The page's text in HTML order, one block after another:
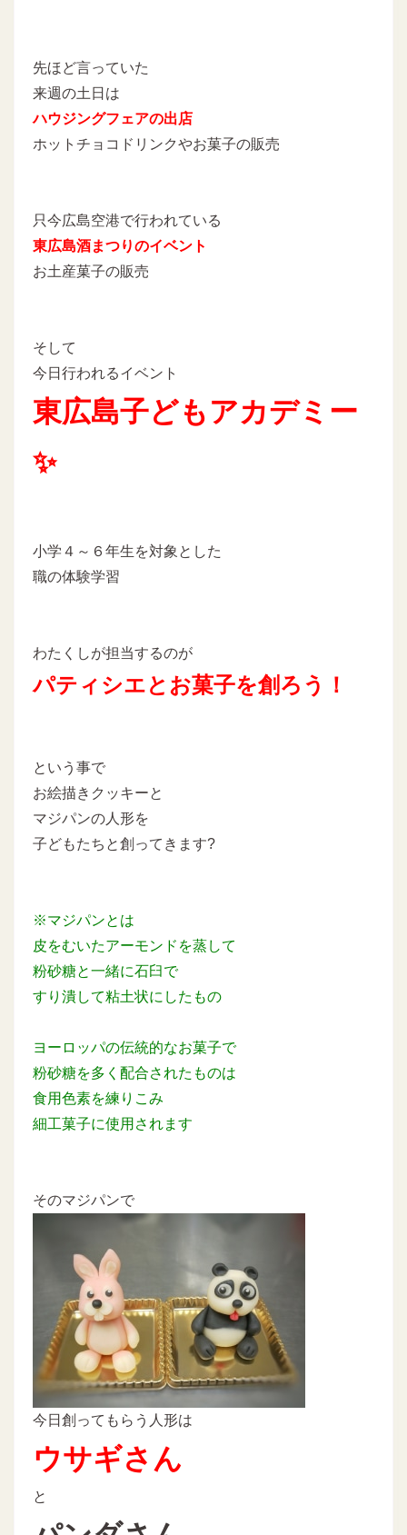
先ほど言っていた
来週の土日は
ハウジングフェアの出店
ホットチョコドリンクやお菓子の販売
只今広島空港で行われている
東広島酒まつりのイベント
お土産菓子の販売
そして
今日行われるイベント
東広島子どもアカデミー
✨
小学４～６年生を対象とした
職の体験学習
わたくしが担当するのが
パティシエとお菓子を創ろう！
という事で
お絵描きクッキーと
マジパンの人形を
子どもたちと創ってきます?
※マジパンとは
皮をむいたアーモンドを蒸して
粉砂糖と一緒に石臼で
すり潰して粘土状にしたもの
ヨーロッパの伝統的なお菓子で
粉砂糖を多く配合されたものは
食用色素を練りこみ
細工菓子に使用されます
そのマジパンで
今日創ってもらう人形は
ウサギさん
と